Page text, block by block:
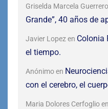
Griselda Marcela Guerrero
Grande”, 40 años de
Javier Lopezen Colonia
el tiempo.
Anónimoen
con el cerebro, el
Maria Dolores Cerfoglioen